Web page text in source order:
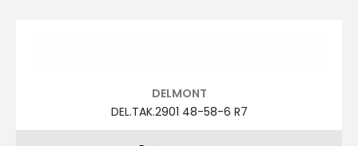
DELMONT
DEL.TAK.2841 48-58-6 R3